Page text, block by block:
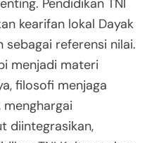
kearifan lokal Dayak
sebagai referensi nilai.
menjadi materi
filosofi menjaga
diintegrasikan,